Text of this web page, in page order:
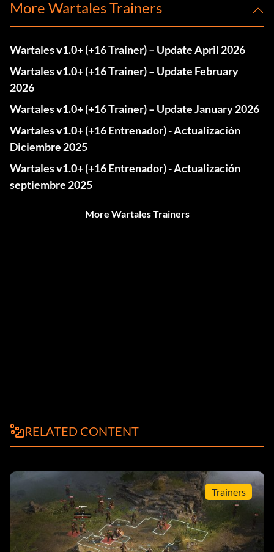
More Wartales Trainers
Wartales v1.0+ (+16 Trainer) – Update April 2026
Wartales v1.0+ (+16 Trainer) – Update February
2026
Wartales v1.0+ (+16 Trainer) – Update January 2026
Wartales v1.0+ (+16 Entrenador) - Actualización
Diciembre 2025
Wartales v1.0+ (+16 Entrenador) - Actualización
septiembre 2025
More Wartales Trainers
RELATED CONTENT
Trainers